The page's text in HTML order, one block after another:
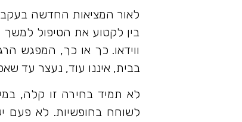
לאור המציאות החדשה
בין לקטוע את הטיפול למשך
ווידאו. כך או כך, המפגש
בבית, איננו עוד, נעצר עד
לא תמיד בחירה זו קלה,
לשוחח בחופשיות. לא פעם